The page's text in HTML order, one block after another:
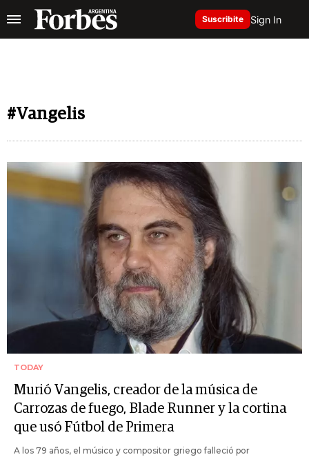
Suscribite Sign In
#Vangelis
TODAY
Murió Vangelis, creador de la música de
Carrozas de fuego, Blade Runner y la cortina
que usó Fútbol de Primera
A los 79 años, el músico y compositor griego falleció por